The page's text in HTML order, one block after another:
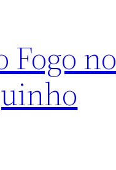
Fogo no